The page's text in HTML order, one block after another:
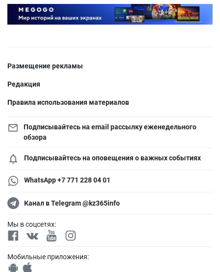
Размещение рекламы
Редакция
Правила использования материалов
Подписывайтесь на email рассылку еженедельного
обзора
Подписывайтесь на оповещения о важных событиях
WhatsApp +7 771 228 04 01
Канал в Telegram @kz365info
Мы в соцсетях:
Мобильные приложения: